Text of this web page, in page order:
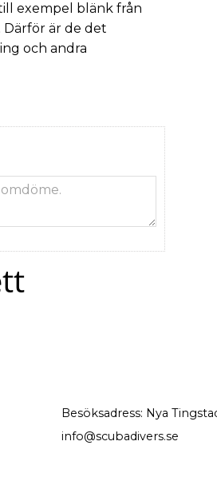
exempel blänk från
Därför är de det
och andra
Besöksadress: Nya
info@scubadivers.se